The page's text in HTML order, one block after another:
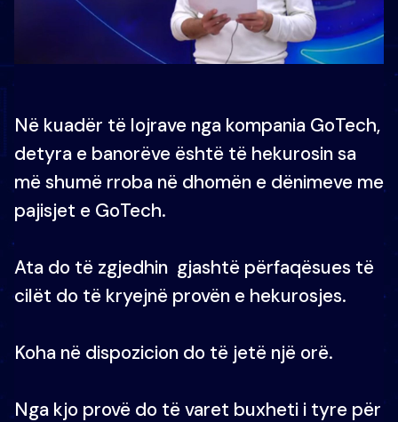
Në kuadër të lojrave nga kompania GoTech,
detyra e banorëve është të hekurosin sa
më shumë rroba në dhomën e dënimeve me
pajisjet e GoTech.
Ata do të zgjedhin gjashtë përfaqësues të
cilët do të kryejnë provën e hekurosjes.
Koha në dispozicion do të jetë një orë.
Nga kjo provë do të varet buxheti i tyre për